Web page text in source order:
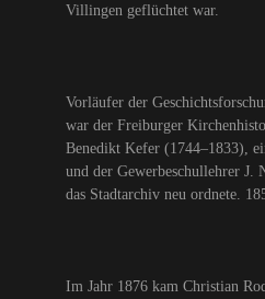
Villingen geflüchtet war.
Vorläufer der
war der Freiburger
Benedikt Kefer (1744–1833),
und der Gewerbeschullehrer J.
das Stadtarchiv neu ordnete.
Im Jahr 1876 kam Christian